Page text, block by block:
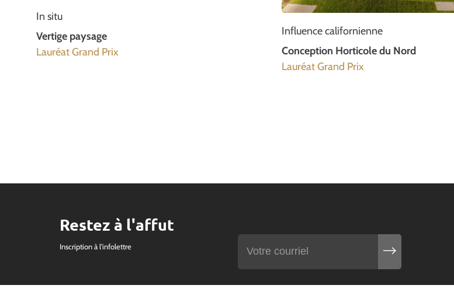
In situ
Vertige paysage
Lauréat Grand Prix
Influence californienne
Conception Horticole du Nord
Lauréat Grand Prix
Restez à l'affut
Inscription à l'infolettre